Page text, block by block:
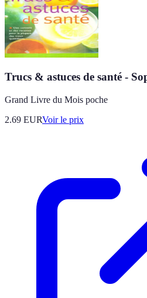
Trucs & astuces de santé -
Grand Livre du Mois poche
2.69 EURVoir le prix